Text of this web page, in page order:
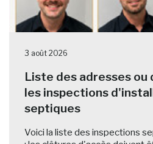
3 août 2026
Liste des adresses ou
les inspections
septiques
Voici la liste des inspections